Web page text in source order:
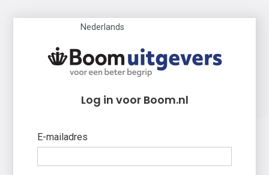
Nederlands
Log in voor Boom.nl
E-mailadres